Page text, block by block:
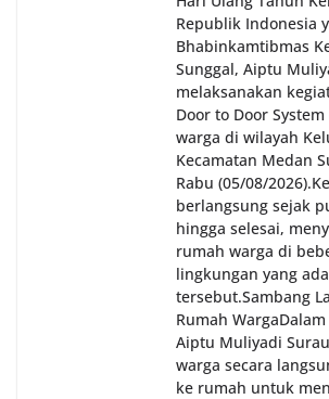
Republik Indonesia
Bhabinkamtibmas
Sunggal, Aiptu
melaksanakan
Door to Door System
warga di wilayah
Kecamatan Medan
Rabu (05/08/
berlangsung sejak
hingga selesai,
rumah warga di
lingkungan yang
tersebut.‎Sambang
Rumah
Aiptu Muliyadi
warga secara
ke rumah untuk